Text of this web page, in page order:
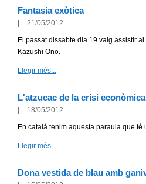
Fantasia exòtica
21/05/2012
El passat dissabte dia 19 vaig assistir
Kazushi Ono.
Llegir més...
L'atzucac de la crisi
18/05/2012
En català tenim aquesta paraula que
Llegir més...
Dona vestida de blau amb